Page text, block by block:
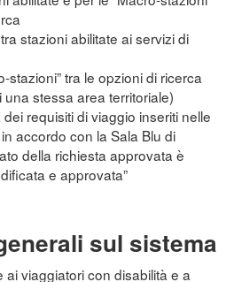
stazioni abilitate ai servizi di
stazioni” tra le opzioni di ricerca
una stessa area territoriale)
requisiti di viaggio inseriti nelle
accordo con la Sala Blu di
della richiesta approvata è
e approvata”
sul sistema
ai viaggiatori con disabilità e a